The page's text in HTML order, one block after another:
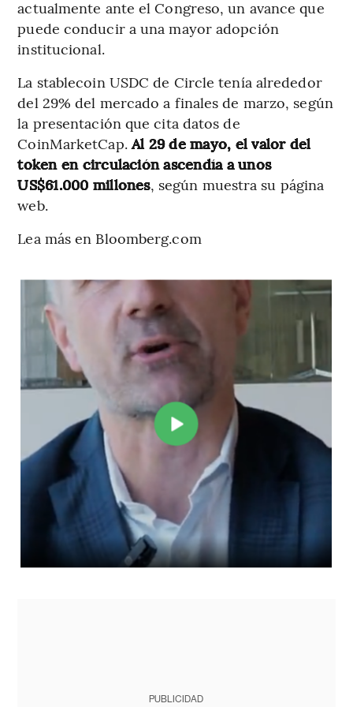
actualmente ante el Congreso, un avance que
puede conducir a una mayor adopción
institucional.
La stablecoin USDC de Circle tenía alrededor
del 29% del mercado a finales de marzo, según
la presentación que cita datos de
CoinMarketCap.Al 29 de mayo, el valor del
token en circulación ascendía a unos
US$61.000 millones, según muestra su página
web.
Lea más en Bloomberg.com
PUBLICIDAD